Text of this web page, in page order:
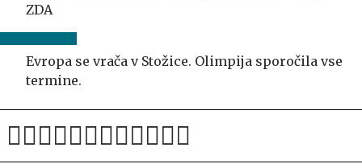
ZDA
Evropa se vrača v Stožice. Olimpija sporočila vse
termine.